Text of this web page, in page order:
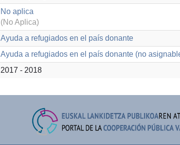
No aplica
(No Aplica)
Ayuda a refugiados en el país donante
Ayuda a refugiados en el país donante (no
2017 - 2018